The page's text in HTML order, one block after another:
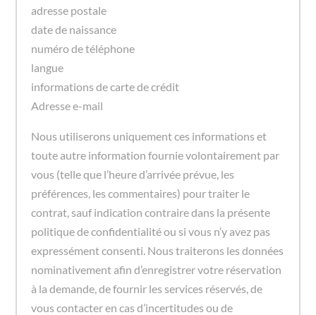
adresse postale
date de naissance
numéro de téléphone
langue
informations de carte de crédit
Adresse e-mail
Nous utiliserons uniquement ces informations et
toute autre information fournie volontairement par
vous (telle que l’heure d’arrivée prévue, les
préférences, les commentaires) pour traiter le
contrat, sauf indication contraire dans la présente
politique de confidentialité ou si vous n’y avez pas
expressément consenti. Nous traiterons les données
nominativement afin d’enregistrer votre réservation
à la demande, de fournir les services réservés, de
vous contacter en cas d’incertitudes ou de